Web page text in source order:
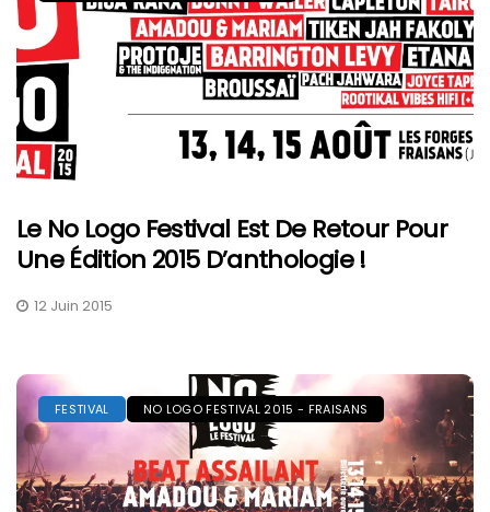
Le No Logo Festival Est De Retour Pour
Une Édition 2015 D’anthologie !
12 Juin 2015
FESTIVAL NO LOGO FESTIVAL 2015 - FRAISANS